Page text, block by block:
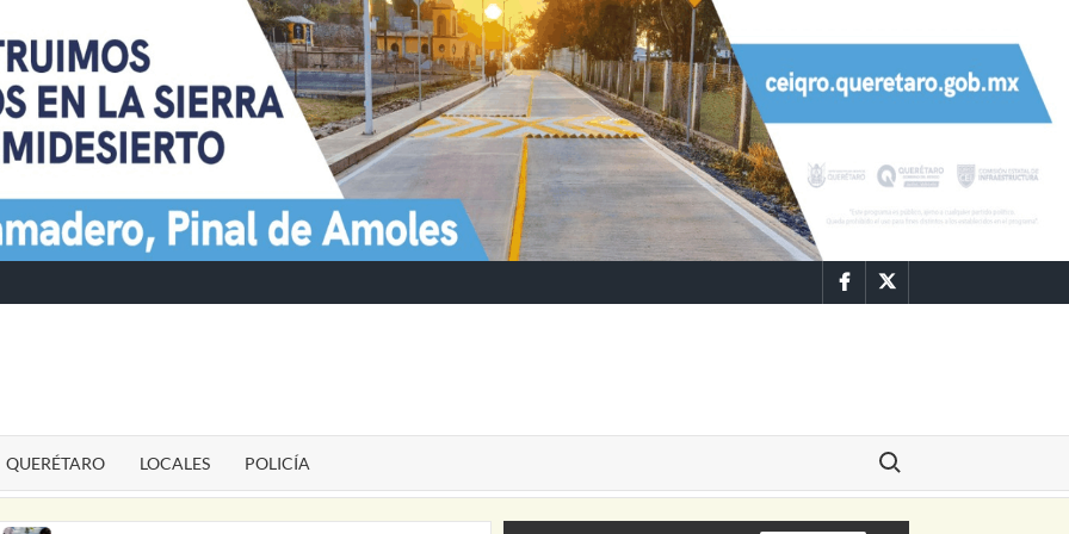
FacebookTwitter
QUERÉTARO LOCALES POLICÍA
Buscar: